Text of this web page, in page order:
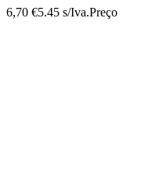
6,70 €5.45 s/Iva.Preço